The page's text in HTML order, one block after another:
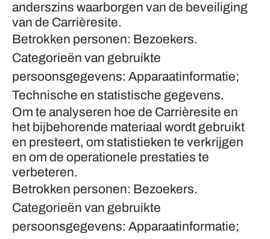
anderszins waarborgen van de beveiliging
van de Carrièresite.
Betrokken personen: Bezoekers.
Categorieën van gebruikte
persoonsgegevens: Apparaatinformatie;
Technische en statistische gegevens.
Om te analyseren hoe de Carrièresite en
het bijbehorende materiaal wordt gebruikt
en presteert, om statistieken te verkrijgen
en om de operationele prestaties te
verbeteren.
Betrokken personen: Bezoekers.
Categorieën van gebruikte
persoonsgegevens: Apparaatinformatie;